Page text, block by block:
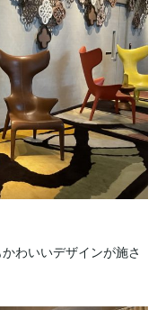
わいいデザインが施さ